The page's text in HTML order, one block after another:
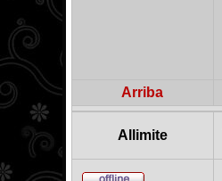
Arriba
Allimite